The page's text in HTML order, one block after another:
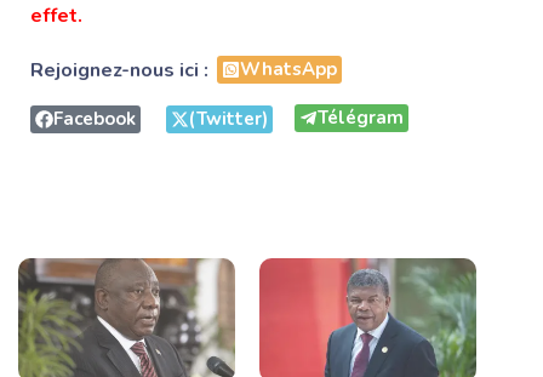
effet.
Rejoignez-nous ici : WhatsApp
Facebook (Twitter) Télégram